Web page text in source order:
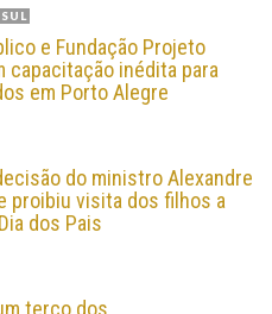
e Fundação Projeto
capacitação inédita para
em Porto Alegre
do ministro Alexandre
proibiu visita dos filhos a
dos Pais
terço dos